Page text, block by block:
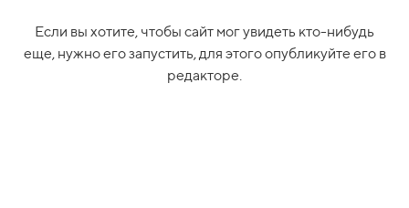
Если вы хотите, чтобы сайт мог увидеть кто-нибудь
еще, нужно его запустить, для этого опубликуйте его в
редакторе.